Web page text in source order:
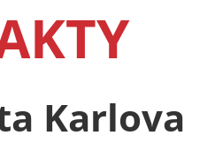
Karlova